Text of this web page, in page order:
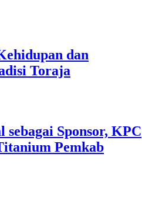
dan
Toraja
Sponsor, KPC
Pemkab